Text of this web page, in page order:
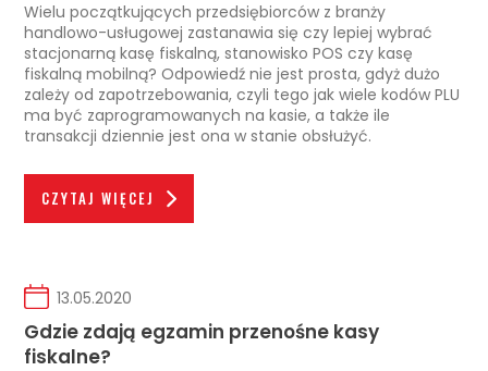
Wielu początkujących przedsiębiorców z branży
handlowo-usługowej zastanawia się czy lepiej wybrać
stacjonarną kasę fiskalną, stanowisko POS czy kasę
fiskalną mobilną? Odpowiedź nie jest prosta, gdyż dużo
zależy od zapotrzebowania, czyli tego jak wiele kodów PLU
ma być zaprogramowanych na kasie, a także ile
transakcji dziennie jest ona w stanie obsłużyć.
CZYTAJ WIĘCEJ
13.05.2020
Gdzie zdają egzamin przenośne kasy
fiskalne?